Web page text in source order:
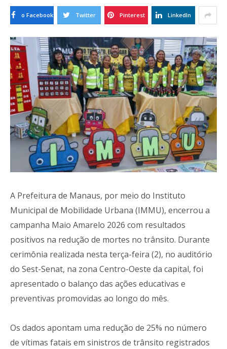
o Facebook Twitter Pinterest LinkedIn
A Prefeitura de Manaus, por meio do Instituto
Municipal de Mobilidade Urbana (IMMU), encerrou a
campanha Maio Amarelo 2026 com resultados
positivos na redução de mortes no trânsito. Durante
cerimônia realizada nesta terça-feira (2), no auditório
do Sest-Senat, na zona Centro-Oeste da capital, foi
apresentado o balanço das ações educativas e
preventivas promovidas ao longo do mês.
Os dados apontam uma redução de 25% no número
de vítimas fatais em sinistros de trânsito registrados